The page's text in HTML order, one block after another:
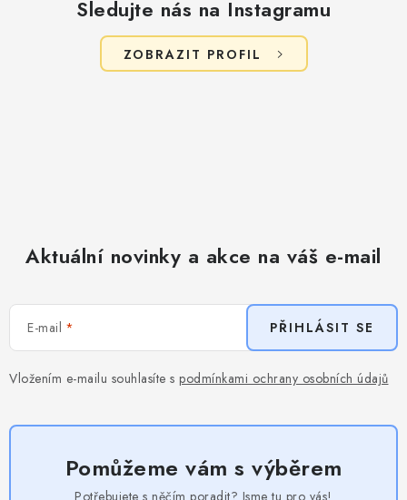
Sledujte nás na Instagramu
ZOBRAZIT PROFIL
Aktuální novinky a akce na váš e-mail
E-mail
Vložením e-mailu souhlasíte s podmínkami ochrany osobních údajů
PŘIHLÁSIT SE
Pomůžeme vám s výběrem